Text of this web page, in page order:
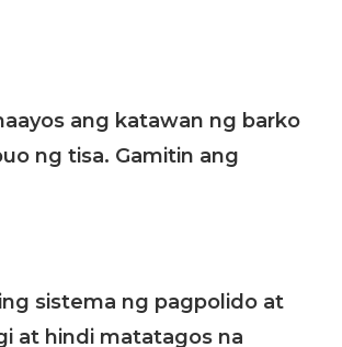
ang katawan ng barko
ng tisa. Gamitin ang
sistema ng pagpolido at
at hindi matatagos na